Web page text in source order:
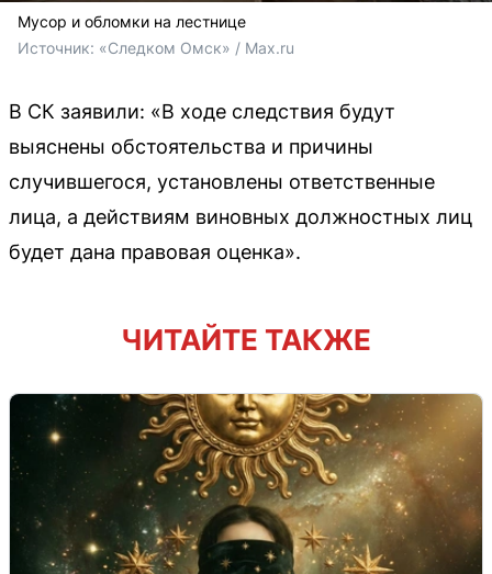
Мусор и обломки на лестнице
Источник: «Следком Омск» / Max.ru
В СК заявили: «В ходе следствия будут
выяснены обстоятельства и причины
случившегося, установлены ответственные
лица, а действиям виновных должностных лиц
будет дана правовая оценка».
ЧИТАЙТЕ ТАКЖЕ